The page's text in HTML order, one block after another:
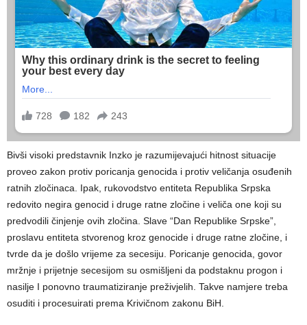
Bivši visoki predstavnik Inzko je razumijevajući hitnost situacije
proveo zakon protiv poricanja genocida i protiv veličanja osuđenih
ratnih zločinaca. Ipak, rukovodstvo entiteta Republika Srpska
redovito negira genocid i druge ratne zločine i veliča one koji su
predvodili činjenje ovih zločina. Slave “Dan Republike Srpske”,
proslavu entiteta stvorenog kroz genocide i druge ratne zločine, i
tvrde da je došlo vrijeme za secesiju. Poricanje genocida, govor
mržnje i prijetnje secesijom su osmišljeni da podstaknu progon i
nasilje I ponovno traumatiziranje preživjelih. Takve namjere treba
osuditi i procesuirati prema Krivičnom zakonu BiH.